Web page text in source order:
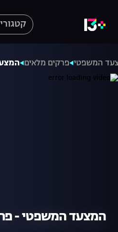
המשפטי פרקים מלאים המצעד
המצעד המשפטי - פרק 216